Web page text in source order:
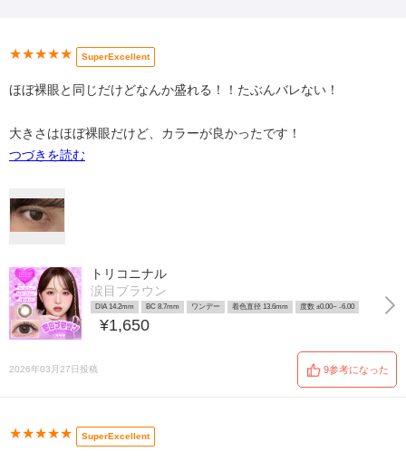
★★★★★ SuperExcellent
ほぼ裸眼と同じだけどなんか盛れる！！たぶんバレない！
大きさはほぼ裸眼だけど、カラーが良かったです！
つづきを読む
トリコニナル
涙目ブラウン
DIA 14.2mm BC 8.7mm ワンデー 着色直径 13.6mm 度数 ±0.00~ -6.00
¥1,650
2026年03月27日投稿 9参考になった
★★★★★ SuperExcellent